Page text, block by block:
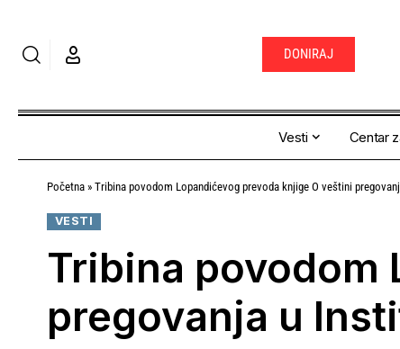
DONIRAJ
Vesti Centar
Početna » Tribina povodom Lopandićevog prevoda knjige O veštini
VESTI
Tribina povodom
pregovanja u